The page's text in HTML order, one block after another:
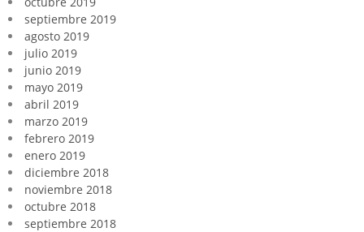
septiembre 2019
agosto 2019
julio 2019
junio 2019
mayo 2019
abril 2019
marzo 2019
febrero 2019
enero 2019
diciembre 2018
noviembre 2018
octubre 2018
septiembre 2018